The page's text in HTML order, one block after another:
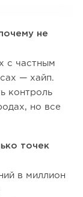
не
с частным
— хайп.
контроль
но все
точек
в миллион